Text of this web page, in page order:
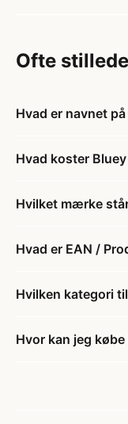
Ofte
Hvad er navnet
Hvad koster
Hvilket mærke
Hvad er EAN /
Hvilken kategori
Hvor kan jeg